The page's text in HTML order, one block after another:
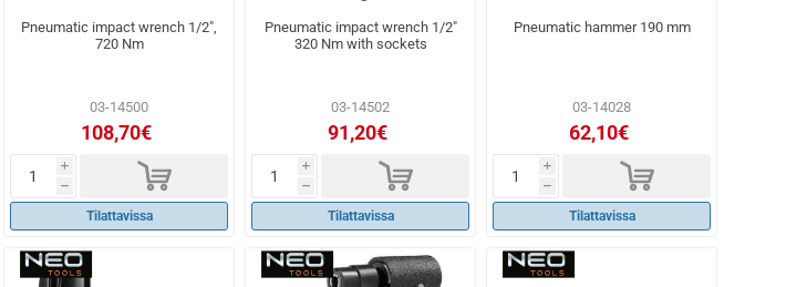
Pneumatic impact wrench 1/2",
720 Nm
03-14500
108,70€
i
h d
Tilattavissa
Pneumatic impact wrench 1/2"
320 Nm with sockets
03-14502
91,20€
i
h d
Tilattavissa
Pneumatic hammer 190 mm
03-14028
62,10€
i
h d
Tilattavissa